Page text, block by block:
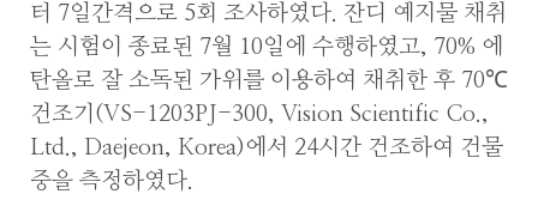
터 7일간격으로 5회 조사하였다. 잔디 예지물 채취
는 시험이 종료된 7월 10일에 수행하였고, 70% 에
탄올로 잘 소독된 가위를 이용하여 채취한 후 70℃
건조기(VS-1203PJ-300, Vision Scientific Co.,
Ltd., Daejeon, Korea)에서 24시간 건조하여 건물
중을 측정하였다.